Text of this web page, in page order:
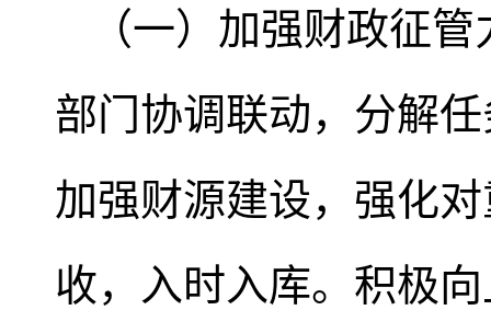
（一）加强财政征
部门协调联动，分解
加强财源建设，强化
收，入时入库。积极